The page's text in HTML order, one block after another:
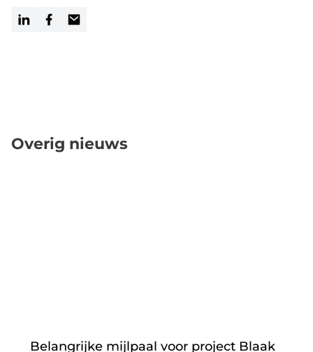
LinkedInFacebook
Email
Overig nieuws
Belangrijke mijlpaal voor project Blaak